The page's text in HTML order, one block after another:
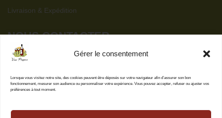
Gérer le consentement
Lorsque vous visitez notre site, des cookies peuvent être déposés sur votre navigateur afin d’assurer son bon
fonctionnement, mesurer son audience ou personnaliser votre expérience. Vous pouvez accepter, refuser ou ajuster vos
préférences à tout moment.
Livraison & Expédition
NOUS CONTACTER
contact@vins-propres.fr
C.C. Bernadet Bât B,
31830 Plaisance du Touch